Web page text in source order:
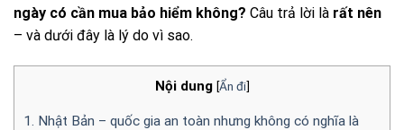
ngày có cần mua bảo hiểm không? Câu trả lời là rất nên
– và dưới đây là lý do vì sao.
Nội dung [Ẩn đi]
1. Nhật Bản – quốc gia an toàn nhưng không có nghĩa là